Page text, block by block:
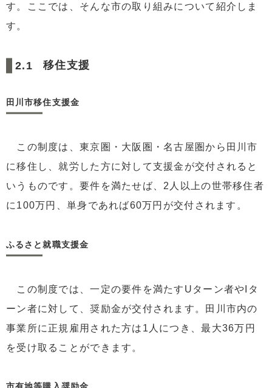
す。ここでは、そんな市の取り組みについて紹介しま
す。
移住支援
田川市移住支援金
この制度は、東京圏・大阪圏・名古屋圏から田川市
に移住し、就労した方に対して支援金が交付されると
いうものです。要件を満たせば、2人以上の世帯移住者
に100万円、単身であれば60万円が交付されます。
ふるさと就職支援金
この制度では、一定の要件を満たすUターン者やIタ
ーン者に対して、奨励金が交付されます。田川市内の
事業所に正規雇用された方は1人につき、最大36万円
を受け取ることができます。